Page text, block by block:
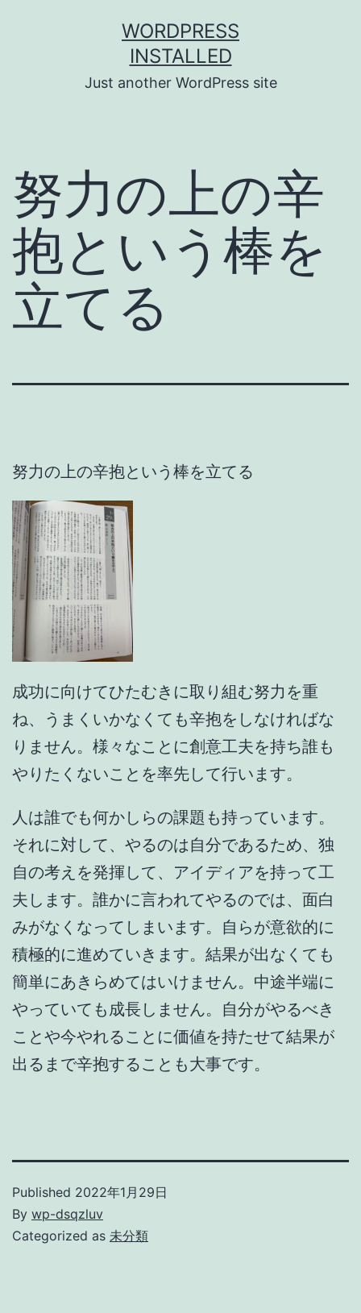
WORDPRESS
INSTALLED
Just another WordPress site
努力の上の辛
抱という棒を
立てる
努力の上の辛抱という棒を立てる
成功に向けてひたむきに取り組む努力を重
ね、うまくいかなくても辛抱をしなければな
りません。様々なことに創意工夫を持ち誰も
やりたくないことを率先して行います。
人は誰でも何かしらの課題も持っています。
それに対して、やるのは自分であるため、独
自の考えを発揮して、アイディアを持って工
夫します。誰かに言われてやるのでは、面白
みがなくなってしまいます。自らが意欲的に
積極的に進めていきます。結果が出なくても
簡単にあきらめてはいけません。中途半端に
やっていても成長しません。自分がやるべき
ことや今やれることに価値を持たせて結果が
出るまで辛抱することも大事です。
Published 2022年1月29日
By wp-dsqzluv
Categorized as 未分類